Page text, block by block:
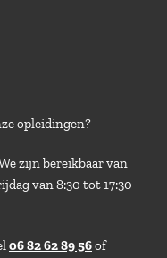
opleidingen?
zijn bereikbaar van
van 8:30 tot 17:30
06 82 62 89 56of